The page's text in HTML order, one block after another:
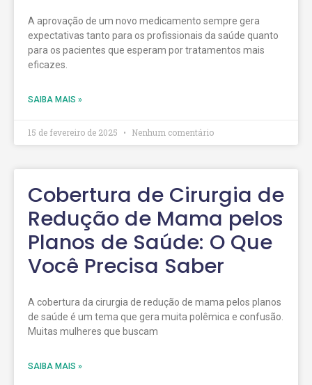
A aprovação de um novo medicamento sempre gera
expectativas tanto para os profissionais da saúde quanto
para os pacientes que esperam por tratamentos mais
eficazes.
SAIBA MAIS »
15 de fevereiro de 2025 Nenhum comentário
Cobertura de Cirurgia de
Redução de Mama pelos
Planos de Saúde: O Que
Você Precisa Saber
A cobertura da cirurgia de redução de mama pelos planos
de saúde é um tema que gera muita polêmica e confusão.
Muitas mulheres que buscam
SAIBA MAIS »